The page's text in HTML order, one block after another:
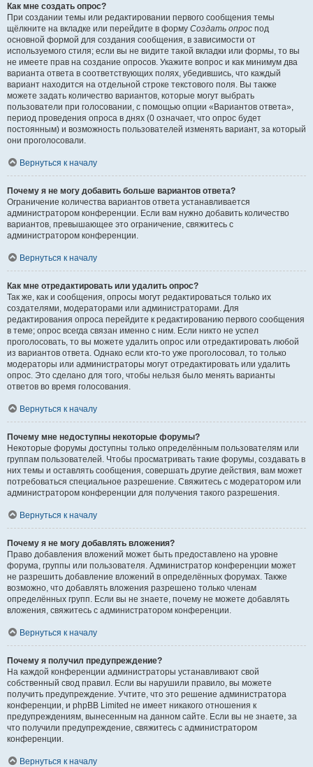
Как мне создать опрос?
При создании темы или редактировании первого сообщения темы
щёлкните на вкладке или перейдите в форму Создать опрос под
основной формой для создания сообщения, в зависимости от
используемого стиля; если вы не видите такой вкладки или формы, то вы
не имеете прав на создание опросов. Укажите вопрос и как минимум два
варианта ответа в соответствующих полях, убедившись, что каждый
вариант находится на отдельной строке текстового поля. Вы также
можете задать количество вариантов, которые могут выбрать
пользователи при голосовании, с помощью опции «Вариантов ответа»,
период проведения опроса в днях (0 означает, что опрос будет
постоянным) и возможность пользователей изменять вариант, за который
они проголосовали.
Вернуться к началу
Почему я не могу добавить больше вариантов ответа?
Ограничение количества вариантов ответа устанавливается
администратором конференции. Если вам нужно добавить количество
вариантов, превышающее это ограничение, свяжитесь с
администратором конференции.
Вернуться к началу
Как мне отредактировать или удалить опрос?
Так же, как и сообщения, опросы могут редактироваться только их
создателями, модераторами или администраторами. Для
редактирования опроса перейдите к редактированию первого сообщения
в теме; опрос всегда связан именно с ним. Если никто не успел
проголосовать, то вы можете удалить опрос или отредактировать любой
из вариантов ответа. Однако если кто-то уже проголосовал, то только
модераторы или администраторы могут отредактировать или удалить
опрос. Это сделано для того, чтобы нельзя было менять варианты
ответов во время голосования.
Вернуться к началу
Почему мне недоступны некоторые форумы?
Некоторые форумы доступны только определённым пользователям или
группам пользователей. Чтобы просматривать такие форумы, создавать в
них темы и оставлять сообщения, совершать другие действия, вам может
потребоваться специальное разрешение. Свяжитесь с модератором или
администратором конференции для получения такого разрешения.
Вернуться к началу
Почему я не могу добавлять вложения?
Право добавления вложений может быть предоставлено на уровне
форума, группы или пользователя. Администратор конференции может
не разрешить добавление вложений в определённых форумах. Также
возможно, что добавлять вложения разрешено только членам
определённых групп. Если вы не знаете, почему не можете добавлять
вложения, свяжитесь с администратором конференции.
Вернуться к началу
Почему я получил предупреждение?
На каждой конференции администраторы устанавливают свой
собственный свод правил. Если вы нарушили правило, вы можете
получить предупреждение. Учтите, что это решение администратора
конференции, и phpBB Limited не имеет никакого отношения к
предупреждениям, вынесенным на данном сайте. Если вы не знаете, за
что получили предупреждение, свяжитесь с администратором
конференции.
Вернуться к началу